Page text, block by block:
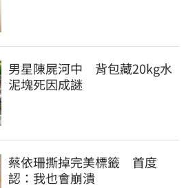
男星陳屍河中　背包藏20kg水
泥塊死因成謎
蔡依珊撕掉完美標籤　首度
認：我也會崩潰